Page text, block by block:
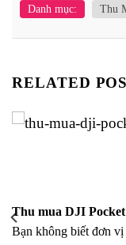
Danh mục: Thu
RELATED
Thu mua DJI
Bạn không biết đơn vị